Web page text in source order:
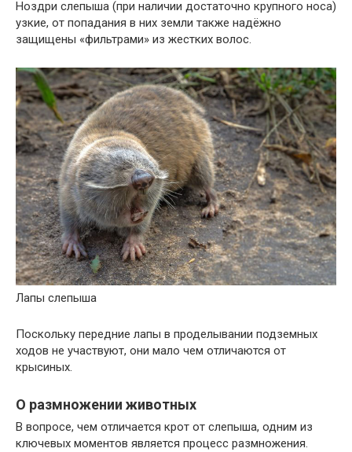
Ноздри слепыша (при наличии достаточно крупного носа)
узкие, от попадания в них земли также надёжно
защищены «фильтрами» из жестких волос.
Лапы слепыша
Поскольку передние лапы в проделывании подземных
ходов не участвуют, они мало чем отличаются от
крысиных.
О размножении животных
В вопросе, чем отличается крот от слепыша, одним из
ключевых моментов является процесс размножения.